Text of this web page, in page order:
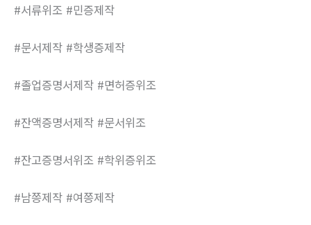
#서류위조 #민증제작
#문서제작 #학생증제작
#졸업증명서제작 #면허증위조
#잔액증명서제작 #문서위조
#잔고증명서위조 #학위증위조
#남쯩제작 #여쯩제작